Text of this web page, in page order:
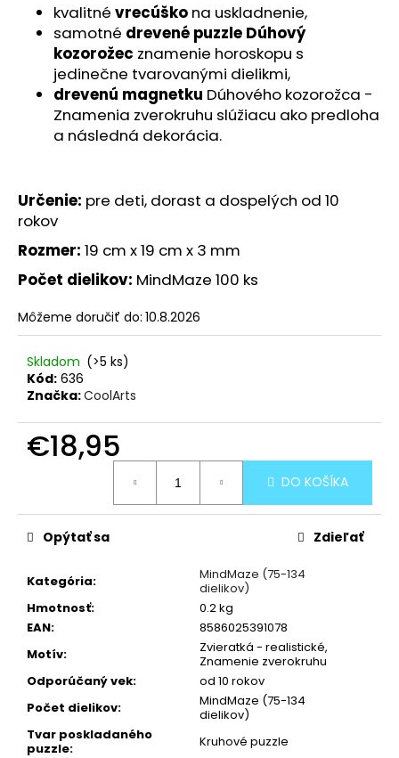
kvalitné vrecúško na uskladnenie,
samotné drevené puzzle Dúhový
kozorožec znamenie horoskopu s
jedinečne tvarovanými dielikmi,
drevenú magnetku Dúhového kozorožca -
Znamenia zverokruhu slúžiacu ako predloha
a následná dekorácia.
Určenie: pre deti, dorast a dospelých od 10
rokov
Rozmer: 19 cm x 19 cm x 3 mm
Počet dielikov: MindMaze 100 ks
Môžeme doručiť do: 10.8.2026
Skladom (>5 ks)
Kód: 636
Značka:CoolArts
€18,95
DO KOŠÍKA
Kategória:
MindMaze (75-134
dielikov)
Hmotnosť:
0.2 kg
EAN:
8586025391078
Motív:
Zvieratká - realistické,
Znamenie zverokruhu
Odporúčaný vek:
od 10 rokov
Počet dielikov:
MindMaze (75-134
dielikov)
Tvar poskladaného
puzzle: Kruhové puzzle
Opýtať sa Zdieľať
€12,95